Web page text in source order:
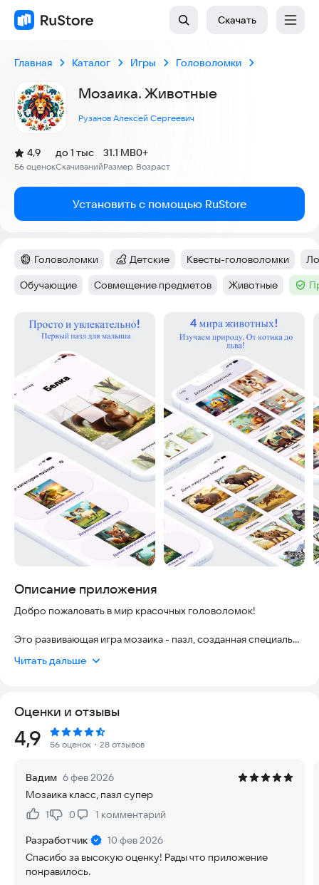
Скачать
Главная Каталог Игры Головоломки
Мозаика. Животные
Рузанов Алексей Сергеевич
Рейтинг:
4,9
(
56 оценок
)
Скачиваний
до 1 тыс
Размер
31.1 MB
Возраст
0+
Установить с помощью RuStore
Категория:
Головоломки Категория:
Детские Тег:
Квесты-головоломки
Тег:
Обучающие Тег:
Совмещение предметов Тег:
Животные Тег :
Скриншоты
Описание приложения
Добро пожаловать в мир красочных головоломок!
Это развивающая игра мозаика - пазл, созданная специально
собирать яркие мозаики с удивительными животными со
✅Домашние любимцы
✅Обитатели деревенского двора
✅Дикие животные России
Игра развивает логику, память, внимание и мелкую
моторику. Простой интерфейс понятен даже самым
маленьким. Собирайте пазлы, узнавайте новое и весело
проводите время!
Читать дальше
Оценки и отзывы
Рейтинг:
4,9 56 оценок ・28 отзывов
Вадим 6 фев 2026
Мозаика класс, пазл супер
Нравится:
1Не нравится:
0 1 комментарий
Разработчик
10 фев 2026
Спасибо за высокую оценку! Рады что приложение
понравилось.